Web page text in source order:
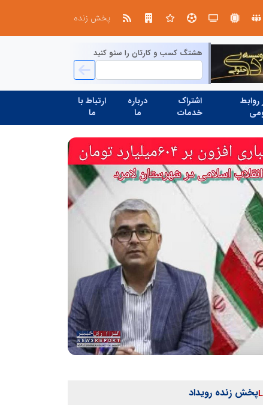
شبکه سازی است، نه ادامه راه قدیم
پخش زنده
هشتگ کسب و کارتان را سئو کنید
روابط
اشتراک
خدمات
درباره
ما
ارتباط با
ما
پخش زنده رویداد